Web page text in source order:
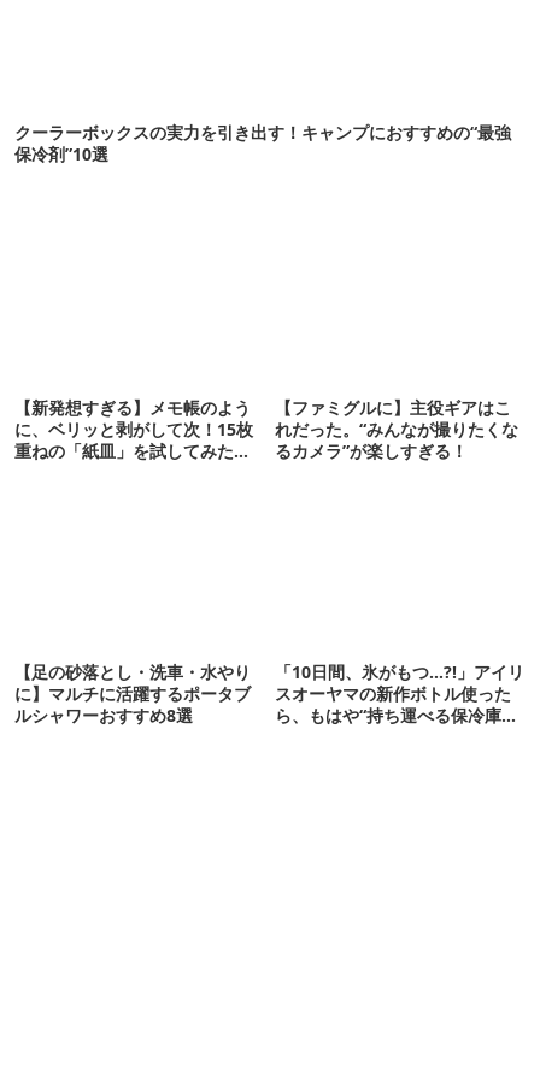
クーラーボックスの実力を引き出す！キャンプにおすすめの“最強
保冷剤”10選
【新発想すぎる】メモ帳のよう
に、ベリッと剥がして次！15枚
重ねの「紙皿」を試してみた
【ファミグルに】主役ギアはこ
れだった。“みんなが撮りたくな
るカメラ”が楽しすぎる！
【足の砂落とし・洗車・水やり
に】マルチに活躍するポータブ
ルシャワーおすすめ8選
「10日間、氷がもつ…?!」アイリ
スオーヤマの新作ボトル使った
ら、もはや“持ち運べる保冷庫